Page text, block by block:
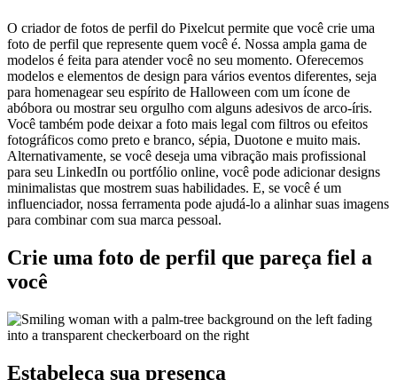
O criador de fotos de perfil do Pixelcut permite que você crie uma
foto de perfil que represente quem você é. Nossa ampla gama de
modelos é feita para atender você no seu momento. Oferecemos
modelos e elementos de design para vários eventos diferentes, seja
para homenagear seu espírito de Halloween com um ícone de
abóbora ou mostrar seu orgulho com alguns adesivos de arco-íris.
Você também pode deixar a foto mais legal com filtros ou efeitos
fotográficos como preto e branco, sépia, Duotone e muito mais.
Alternativamente, se você deseja uma vibração mais profissional
para seu LinkedIn ou portfólio online, você pode adicionar designs
minimalistas que mostrem suas habilidades. E, se você é um
influenciador, nossa ferramenta pode ajudá-lo a alinhar suas imagens
para combinar com sua marca pessoal.
Crie uma foto de perfil que pareça fiel a
você
Estabeleça sua presença